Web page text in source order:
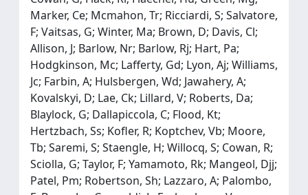
Marker, Ce; Mcmahon, Tr; Ricciardi, S; Salvatore,
F; Vaitsas, G; Winter, Ma; Brown, D; Davis, Cl;
Allison, J; Barlow, Nr; Barlow, Rj; Hart, Pa;
Hodgkinson, Mc; Lafferty, Gd; Lyon, Aj; Williams,
Jc; Farbin, A; Hulsbergen, Wd; Jawahery, A;
Kovalskyi, D; Lae, Ck; Lillard, V; Roberts, Da;
Blaylock, G; Dallapiccola, C; Flood, Kt;
Hertzbach, Ss; Kofler, R; Koptchev, Vb; Moore,
Tb; Saremi, S; Staengle, H; Willocq, S; Cowan, R;
Sciolla, G; Taylor, F; Yamamoto, Rk; Mangeol, Djj;
Patel, Pm; Robertson, Sh; Lazzaro, A; Palombo,